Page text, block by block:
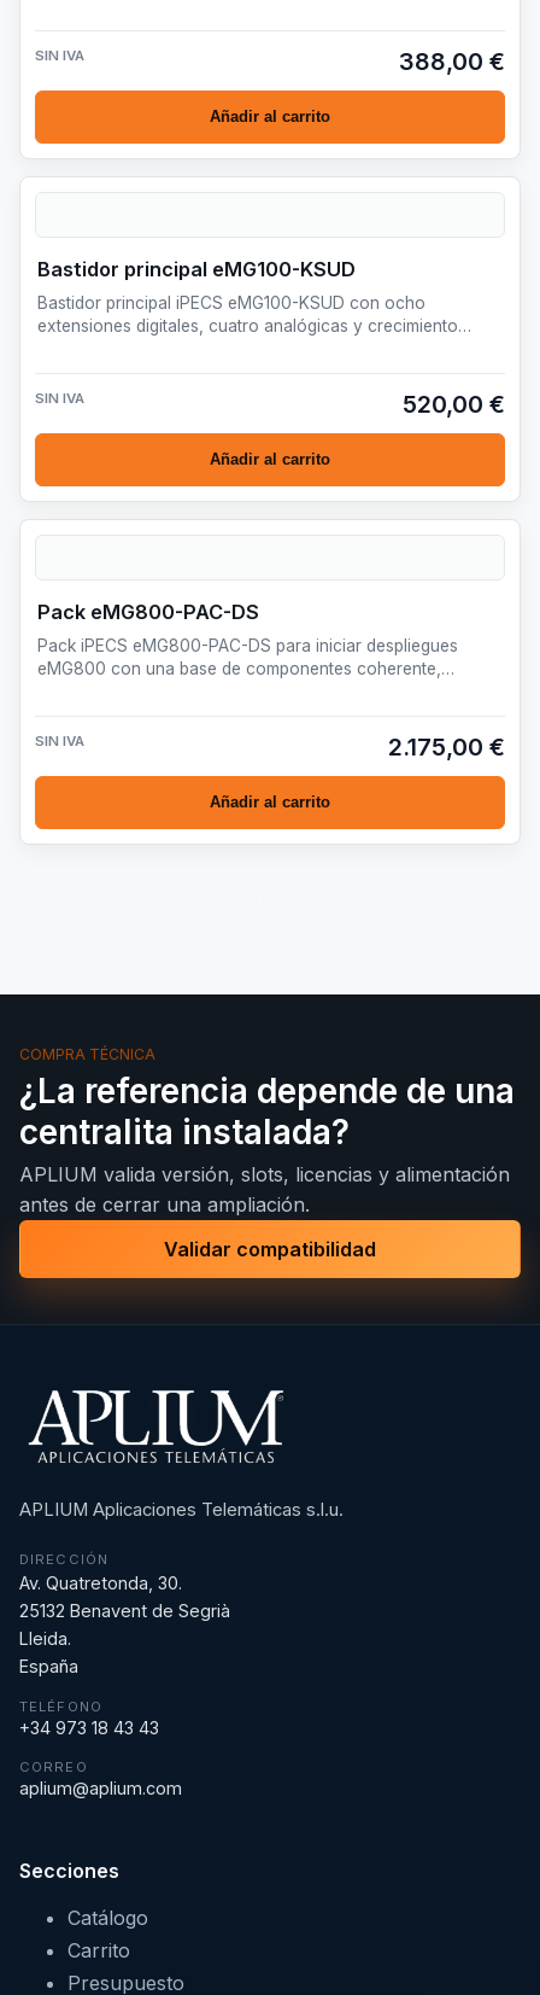
SIN IVA 388,00 €
Añadir al carrito
Bastidor principal eMG100-KSUD
Bastidor principal iPECS eMG100-KSUD con ocho
extensiones digitales, cuatro analógicas y crecimiento
SIN IVA 520,00 €
Añadir al carrito
Pack eMG800-PAC-DS
Pack iPECS eMG800-PAC-DS para iniciar despliegues
eMG800 con una base de componentes coherente,
SIN IVA 2.175,00 €
Añadir al carrito
COMPRA TÉCNICA
¿La referencia depende de una
centralita instalada?
APLIUM valida versión, slots, licencias y alimentación
antes de cerrar una ampliación.
Validar compatibilidad
APLIUM Aplicaciones Telemáticas s.l.u.
DIRECCIÓN
Av. Quatretonda, 30.
25132 Benavent de Segrià
Lleida.
España
TELÉFONO
+34 973 18 43 43
CORREO
aplium@aplium.com
Secciones
Catálogo
Carrito
Presupuesto